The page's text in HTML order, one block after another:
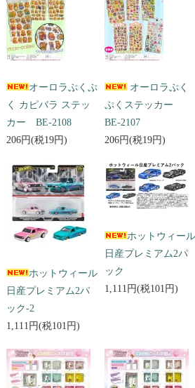
オーロラぷくぷ
く カピバラ ステッ
カー BE-2108
206円(税19円)
オーロラぷく
ぷくステッカー
BE-2107
206円(税19円)
ホットウィール
日産プレミアム2パ
ック-2
1,111円(税101円)
ホットウィール
日産プレミアム2パ
ック
1,111円(税101円)